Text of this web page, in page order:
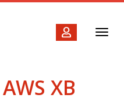
XB